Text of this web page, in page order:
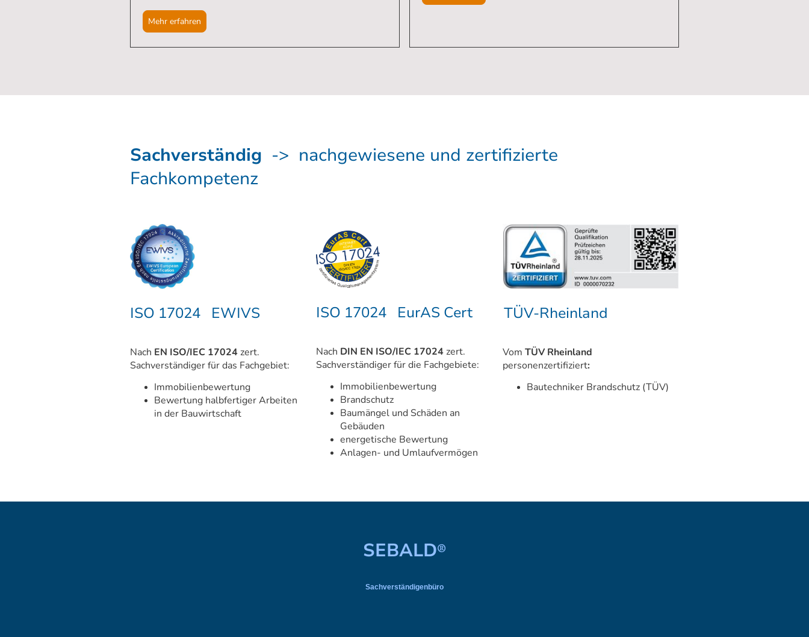
Mehr erfahren
Sachverständig -> nachgewiesene und zertifizierte
Fachkompetenz
ISO 17024 EWIVS
Nach EN ISO/IEC 17024 zert.
Sachverständiger für das Fachgebiet:
Immobilienbewertung
Bewertung halbfertiger Arbeiten
in der Bauwirtschaft
ISO 17024 EurAS Cert
Nach DIN EN ISO/IEC 17024 zert.
Sachverständiger für die Fachgebiete:
Immobilienbewertung
Brandschutz
Baumängel und Schäden an
Gebäuden
energetische Bewertung
Anlagen- und Umlaufvermögen
TÜV-Rheinland
Vom TÜV Rheinland
personenzertifiziert:
Bautechniker Brandschutz (TÜV)
SEBALD®
Sachverständigenbüro